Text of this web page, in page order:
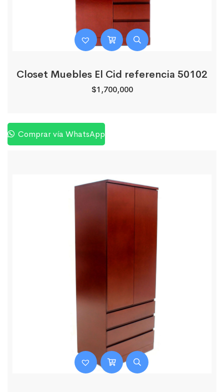
Closet Muebles El Cid referencia 50102
$1,700,000
Comprar vía WhatsApp